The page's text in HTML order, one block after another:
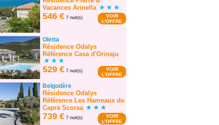
Vacances Arinella
546 € 7 nuit(s)
VOIR
L'OFFRE
Oletta
Résidence Odalys
Référence Casa d'Orinaju
529 € 7 nuit(s)
VOIR
L'OFFRE
Belgodère
Résidence Odalys
Référence Les Hameaux de
Capra Scorsa
739 € 7 nuit(s)
VOIR
L'OFFRE